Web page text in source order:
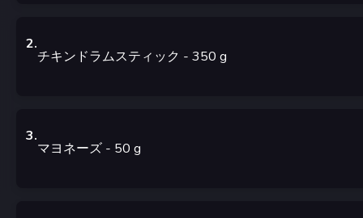
2.
チキンドラムスティック - 350 g
3.
マヨネーズ - 50 g